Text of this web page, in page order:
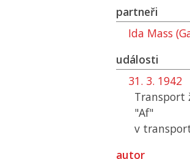
partneři
Ida Mass
události
31. 3. 1942
Transport
"Af"
v
autor